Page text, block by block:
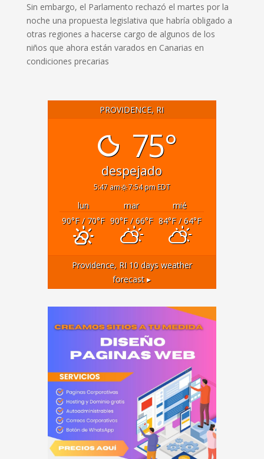
Sin embargo, el Parlamento rechazó el martes por la
noche una propuesta legislativa que habría obligado a
otras regiones a hacerse cargo de algunos de los
niños que ahora están varados en Canarias en
condiciones precarias
PROVIDENCE, RI
75°
despejado
5:47 am 7:54 pm EDT
lun mar
mié
90°F/ 70°F 90°F/ 66°F 84°F/ 64°F
Providence, RI10 days weather
forecast ▸